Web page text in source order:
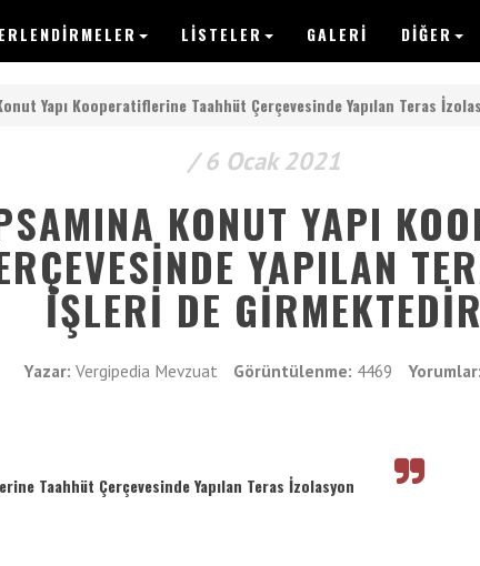
LISTELER GALERI DİĞER
Yapı Kooperatiflerine Taahhüt Çerçevesinde Yapılan Teras
/ 6 Ocak 2021
KONUT YAPI
YAPILAN
İŞLERI DE GIRMEKTEDIR
Yazar: Vergipedia Mevzuat Görüntülenme: 4469 Yorumlar:
Taahhüt Çerçevesinde Yapılan Teras İzolasyon
VERGIPEDIA
Anasayfa
Yazılar
Makaleler
Değerlendirmeler
Vergimedia